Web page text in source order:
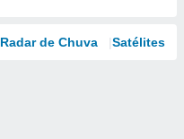
Radar de Chuva Satélites